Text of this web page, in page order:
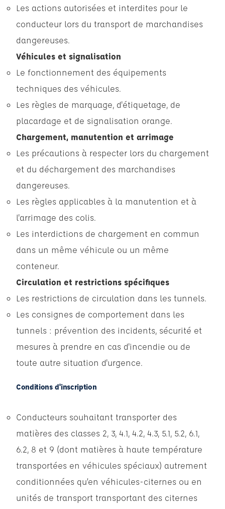
Les actions autorisées et interdites pour le
conducteur lors du transport de marchandises
dangereuses.
Véhicules et signalisation
Le fonctionnement des équipements
techniques des véhicules.
Les règles de marquage, d'étiquetage, de
placardage et de signalisation orange.
Chargement, manutention et arrimage
Les précautions à respecter lors du chargement
et du déchargement des marchandises
dangereuses.
Les règles applicables à la manutention et à
l'arrimage des colis.
Les interdictions de chargement en commun
dans un même véhicule ou un même
conteneur.
Circulation et restrictions spécifiques
Les restrictions de circulation dans les tunnels.
Les consignes de comportement dans les
tunnels : prévention des incidents, sécurité et
mesures à prendre en cas d'incendie ou de
toute autre situation d'urgence.
Conditions d'inscription
Conducteurs souhaitant transporter des
matières des classes 2, 3, 4.1, 4.2, 4.3, 5.1, 5.2, 6.1,
6.2, 8 et 9 (dont matières à haute température
transportées en véhicules spéciaux) autrement
conditionnées qu’en véhicules-citernes ou en
unités de transport transportant des citernes